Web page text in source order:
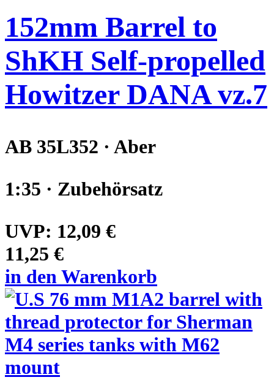
152mm Barrel to
ShKH Self-propelled
Howitzer DANA vz.7
AB 35L352 · Aber
1:35 · Zubehörsatz
UVP: 12,09 €
11,25 €
in den Warenkorb